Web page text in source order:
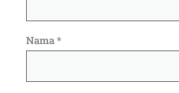
Nama*